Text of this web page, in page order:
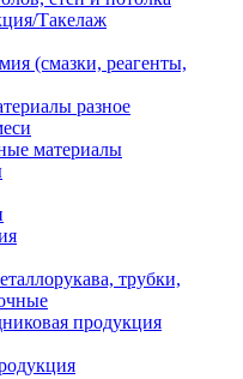
Такелаж
(смазки, реагенты,
разное
материалы
трубки,
продукция